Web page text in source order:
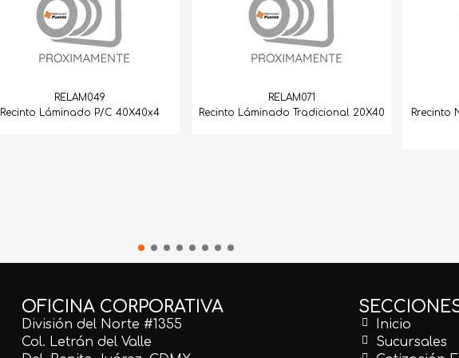
RELAM049
Recinto Láminado P/C 40X40x4
RELAM071
Recinto Láminado Tradicional 20X40
Rrecinto
OFICINA CORPORATIVA
División del Norte #1355
Col. Letrán del Valle
Inicio
Sucursales